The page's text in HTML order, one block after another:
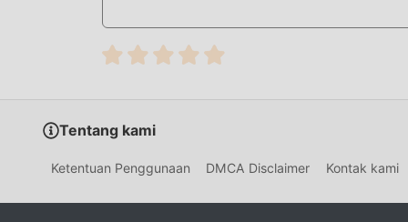
menghilangkan proses ini, sehingga
UNDUH SEKARANG
Cukup klik tombol unduh untuk menginstal
Mega Ramp Stunts 10.8 dalam paket instalasi
gratis yang menunggu untuk Anda mainkan,
Tentang kami
Ketentuan Penggunaan DMCA Disclaimer Kontak kami